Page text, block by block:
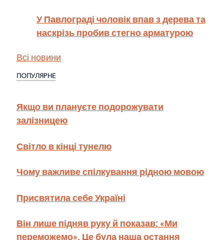
У Павлограді чоловік впав з дерева та
наскрізь пробив стегно арматурою
Всі новини
ПОПУЛЯРНЕ
Якщо ви плануєте подорожувати
залізницею
Світло в кінці тунелю
Чому важливе спілкування рідною мовою
Присвятила себе Україні
Він лише підняв руку й показав: «Ми
переможемо». Це була наша остання